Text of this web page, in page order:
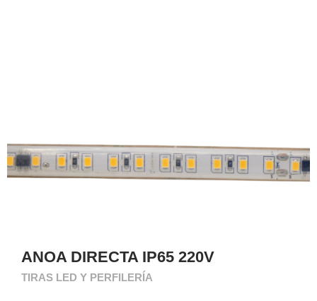
ANOA DIRECTA IP65 220V
TIRAS LED Y PERFILERÍA